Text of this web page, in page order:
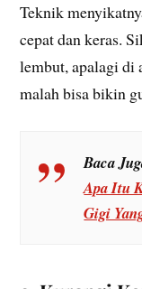
Teknik
cepat dan keras.
lembut, apalagi di
malah bisa bikin
Baca
Apa Itu
Gigi